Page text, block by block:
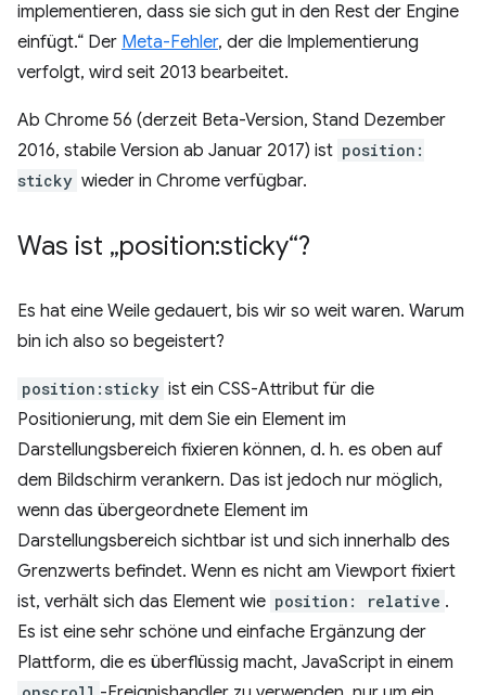
implementieren, dass sie sich gut in den Rest der Engine
einfügt.“ Der Meta-Fehler, der die Implementierung
verfolgt, wird seit 2013 bearbeitet.
Ab Chrome 56 (derzeit Beta-Version, Stand Dezember
2016, stabile Version ab Januar 2017) ist position:
sticky wieder in Chrome verfügbar.
Was ist „position:sticky“?
Es hat eine Weile gedauert, bis wir so weit waren. Warum
bin ich also so begeistert?
position:sticky ist ein CSS-Attribut für die
Positionierung, mit dem Sie ein Element im
Darstellungsbereich fixieren können, d. h. es oben auf
dem Bildschirm verankern. Das ist jedoch nur möglich,
wenn das übergeordnete Element im
Darstellungsbereich sichtbar ist und sich innerhalb des
Grenzwerts befindet. Wenn es nicht am Viewport fixiert
ist, verhält sich das Element wie position: relative .
Es ist eine sehr schöne und einfache Ergänzung der
Plattform, die es überflüssig macht, JavaScript in einem